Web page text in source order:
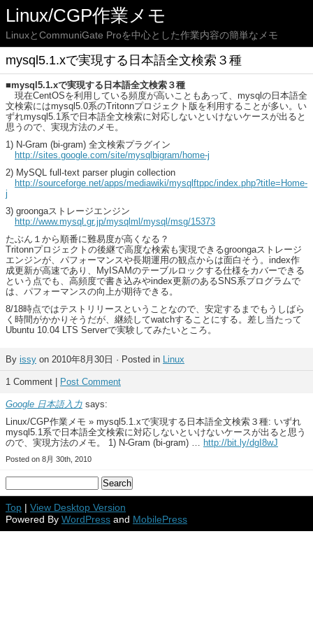
Linux/CGP作業メモ
LinuxとCommuniGate Proを中心とした作業内容の簡単なメモ
mysql5.1.xで実現する日本語全文検索３種
■mysql5.1.xで実現する日本語全文検索３種
現在CentOSを利用している頻度が高いこともあって、mysqlの日本語全
文検索にはmysql5.0系のTritonnプロジェクト版を利用することが多い。い
ずれmysql5.1系で日本語全文検索に対応しないといけないケースが出ると
思うので、実現方法のメモ。
1) N-Gram (bi-gram) 全文検索プラグイン
http://sites.google.com/site/mysqlbigram/home-j
2) MySQL full-text parser plugin collection
http://sourceforge.net/apps/mediawiki/mysqlftppc/index.php?title=Home-
j
3) groongaストレージエンジン
http://www.mysql.gr.jp/mysqlml/mysql/msg/15373
たぶん１から順番に難易度が高くなる？
Tritonnプロジェクトの後継で高度な検索も実現できるgroongaストレージ
エンジンが、パフォーマンスや長期運用の観点からは面白そう。index作
成更新が高速であり、MyISAMのテーブルロックする仕様をカバーできる
という点でも、高頻度で書き込みやindex更新のあるSNS系プログラムで
は、パフォーマンスの向上が期待できる。
8/18時点ではテストリリースということなので、安定するまでもうしばら
く時間がかかりそうだが、継続してwatchすることにする。差し当たって
Ubuntu 10.04 LTS Serverで実験してみたいところ。
By issy on 2010年8月30日 · Posted in Linux
1 Comment | Post Comment
Google 日本語入力 says:
Linux/CGP作業メモ » mysql5.1.xで実現する日本語全文検索３種: いずれ
mysql5.1系で日本語全文検索に対応しないといけないケースが出ると思う
ので、実現方法のメモ。 1) N-Gram (bi-gram) … http://bit.ly/dgI8wJ
Posted on 8月 30th, 2010
Top | View Desktop Version
Powered By WordPress and MobilePress